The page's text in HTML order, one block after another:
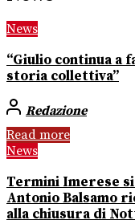
News
“Giulio continua a
storia collettiva”
Redazione
Read more
News
Termini Imerese
Antonio Balsamo
alla chiusura di